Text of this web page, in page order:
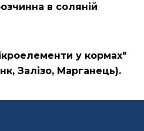
в соляній
у кормах"
Залізо, Марганець).